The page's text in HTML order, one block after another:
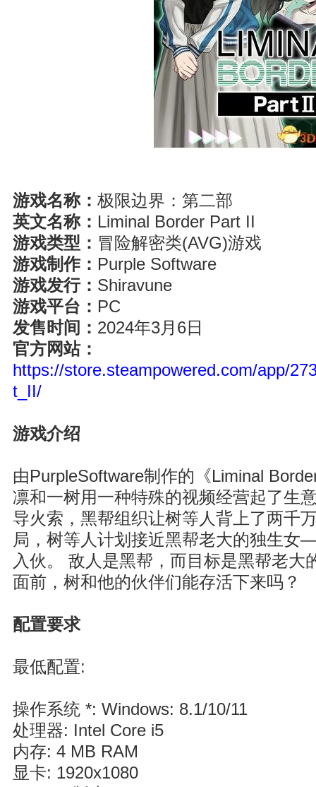
游戏名称： 极限边界：第二部
英文名称： Liminal Border Part II
游戏类型： 冒险解密类(AVG)游戏
游戏制作： Purple Software
游戏发行： Shiravune
游戏平台： PC
发售时间： 2024年3月6日
官方网站：
https://store.steampowered.com/app/
t_II/
游戏介绍
由PurpleSoftware制作的《Liminal
凛和一树用一种特殊的视频经营起了生
导火索，黑帮组织让树等人背上了两千
局，树等人计划接近黑帮老大的独生
入伙。 敌人是黑帮，而目标是黑帮老大
面前，树和他的伙伴们能存活下来吗？
配置要求
最低配置:
操作系统 *: Windows: 8.1/10/11
处理器: Intel Core i5
内存: 4 MB RAM
显卡: 1920x1080